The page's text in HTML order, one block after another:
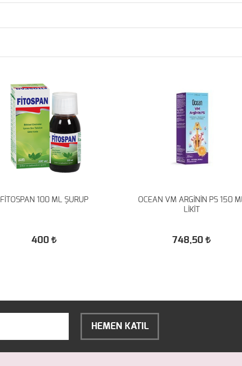
FİTOSPAN 100 ML ŞURUP
400
OCEAN VM ARGİNİN PS 150 ML
LİKİT
748,50
HEMEN KATIL